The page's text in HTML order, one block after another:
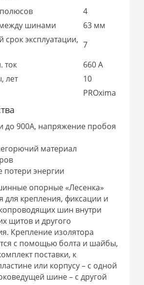
4
шинами
63 мм
срок эксплуатации, 7
ток
660 А
лет
10
PROxima
до 900А, напряжение пробоя
материал
энергии
опорные «Лесенка»
для крепления, фиксации и
шин внутри
щитов и другого
Крепление изолятора
с помощью болта и шайбы,
поставки, к
или корпусу – с одной
шине – с другой